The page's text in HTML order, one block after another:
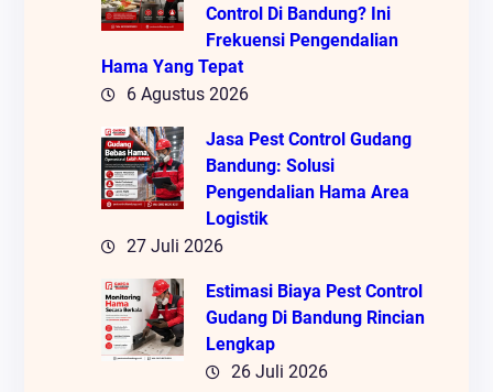
Control Di Bandung? Ini
Frekuensi Pengendalian
Hama Yang Tepat
6 Agustus 2026
Jasa Pest Control Gudang
Bandung: Solusi
Pengendalian Hama Area
Logistik
27 Juli 2026
Estimasi Biaya Pest Control
Gudang Di Bandung Rincian
Lengkap
26 Juli 2026